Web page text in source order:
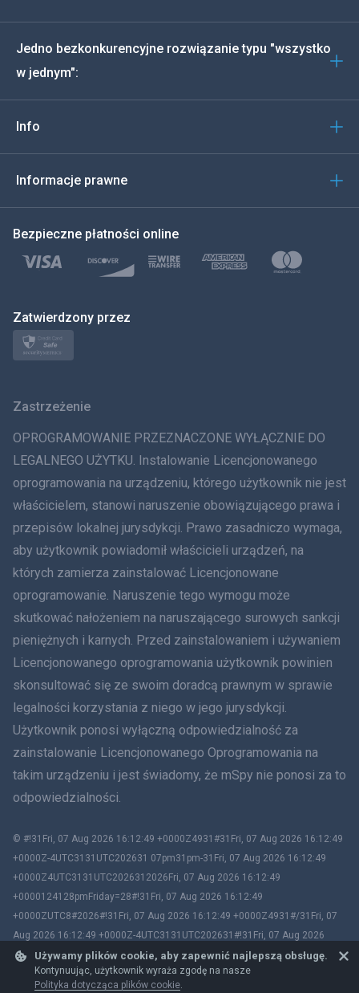
Używamy plików cookie, aby zapewnić najlepszą obsługę.
Kontynuując, użytkownik wyraża zgodę na nasze
Polityka dotycząca plików cookie.
Deutsch
Włoski
한국의
ภาษาไทย
简体中文
Dania
हिंदी
Holenderski
עברית
Rumunia
Tiếng Việt
繁體中文
Slovenčina
Jedno bezkonkurencyjne rozwiązanie typu "wszystko
w jednym":
Info
Informacje prawne
Bezpieczne płatności online
Zatwierdzony przez
Zastrzeżenie
OPROGRAMOWANIE PRZEZNACZONE WYŁĄCZNIE DO
LEGALNEGO UŻYTKU. Instalowanie Licencjonowanego
oprogramowania na urządzeniu, którego użytkownik nie jest
właścicielem, stanowi naruszenie obowiązującego prawa i
przepisów lokalnej jurysdykcji. Prawo zasadniczo wymaga,
aby użytkownik powiadomił właścicieli urządzeń, na
których zamierza zainstalować Licencjonowane
oprogramowanie. Naruszenie tego wymogu może
skutkować nałożeniem na naruszającego surowych sankcji
pieniężnych i karnych. Przed zainstalowaniem i używaniem
Licencjonowanego oprogramowania użytkownik powinien
skonsultować się ze swoim doradcą prawnym w sprawie
legalności korzystania z niego w jego jurysdykcji.
Użytkownik ponosi wyłączną odpowiedzialność za
zainstalowanie Licencjonowanego Oprogramowania na
takim urządzeniu i jest świadomy, że mSpy nie ponosi za to
odpowiedzialności.
© #!31Fri, 07 Aug 2026 16:12:49 +0000Z4931#31Fri, 07 Aug 2026 16:12:49
+0000Z-4UTC3131UTC202631 07pm31pm-31Fri, 07 Aug 2026 16:12:49
+0000Z4UTC3131UTC2026312026Fri, 07 Aug 2026 16:12:49
+0000124128pmFriday=28#!31Fri, 07 Aug 2026 16:12:49
+0000ZUTC8#2026#!31Fri, 07 Aug 2026 16:12:49 +0000Z4931#/31Fri, 07
Aug 2026 16:12:49 +0000Z-4UTC3131UTC202631#!31Fri, 07 Aug 2026
16:12:49 +0000ZUTC8# mSpy. All trademarks are the property of their
respective owners.